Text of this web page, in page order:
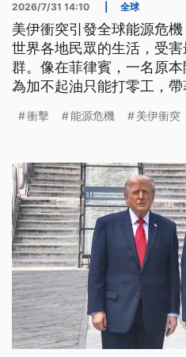
2026/7/31 14:10 全球
美伊衝突引發全球能源危
世界各地民眾的生活，受
群。像在菲律賓，一名原
為加不起油只能打零工，
利潤幾乎歸零。而全世界
衝擊 能源危機 美伊衝突